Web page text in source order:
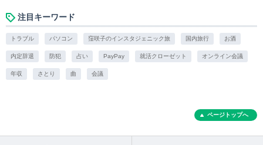
注目キーワード
トラブル パソコン 窪咲子のインスタジェニック旅 国内旅行 お酒
内定辞退 防犯 占い PayPay 就活クローゼット オンライン会議
年収 さとり 曲 会議
ページトップへ